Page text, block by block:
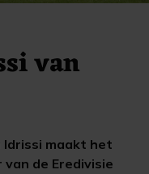
van
Idrissi maakt het
de Eredivisie